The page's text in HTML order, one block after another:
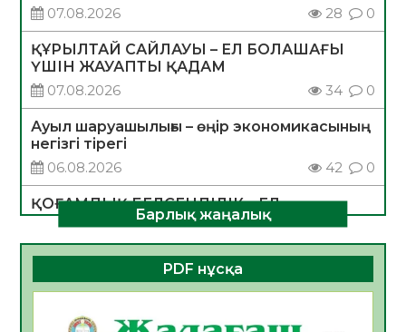
07.08.2026
28 0
ҚҰРЫЛТАЙ САЙЛАУЫ – ЕЛ БОЛАШАҒЫ
ҮШІН ЖАУАПТЫ ҚАДАМ
07.08.2026
34 0
Ауыл шаруашылығы – өңір экономикасының
негізгі тірегі
06.08.2026
42 0
ҚОҒАМДЫҚ БЕЛСЕНДІЛІК – ЕЛ
ДАМУЫНЫҢ НЕГІЗІ
06.08.2026
39 0
ҚҰРЫЛТАЙ САЙЛАУЫ – БОЛАШАҚҚА
06.08.2026
Барлық жаңалық
PDF нұсқа